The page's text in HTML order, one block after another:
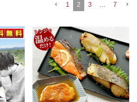
1
2 3 7